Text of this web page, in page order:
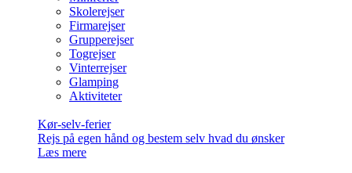
Skolerejser
Firmarejser
Grupperejser
Togrejser
Vinterrejser
Glamping
Aktiviteter
Kør-selv-ferier
Rejs på egen hånd og bestem selv hvad du ønsker
Læs mere